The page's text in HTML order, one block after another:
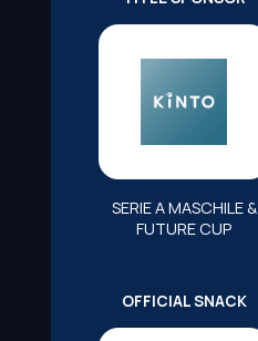
SERIE A MASCHILE &
FUTURE CUP
OFFICIAL SNACK